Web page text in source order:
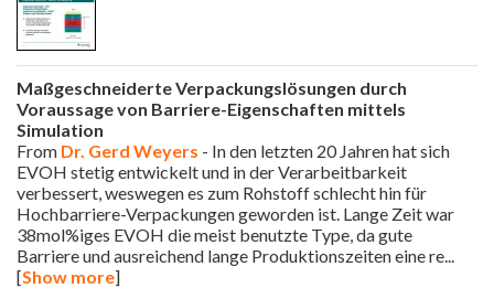
Maßgeschneiderte Verpackungslösungen durch
Voraussage von Barriere-Eigenschaften mittels
Simulation
From Dr. Gerd Weyers - In den letzten 20 Jahren hat sich
EVOH stetig entwickelt und in der Verarbeitbarkeit
verbessert, weswegen es zum Rohstoff schlecht hin für
Hochbarriere-Verpackungen geworden ist. Lange Zeit war
38mol%iges EVOH die meist benutzte Type, da gute
Barriere und ausreichend lange Produktionszeiten eine re...
[Show more]